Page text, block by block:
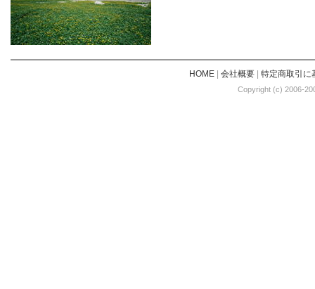
HOME| 会社概要| 特定商取引に
Copyright (c) 2006-